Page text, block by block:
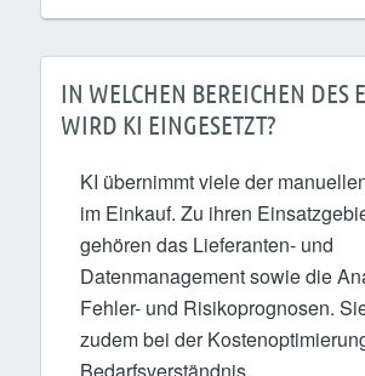
IN WELCHEN BEREICHEN DES
WIRD KI EINGESETZT?
KI übernimmt viele der
im Einkauf. Zu ihren
gehören das Lieferanten- und
Datenmanagement sowie die
Fehler- und Risikoprognosen.
zudem bei der